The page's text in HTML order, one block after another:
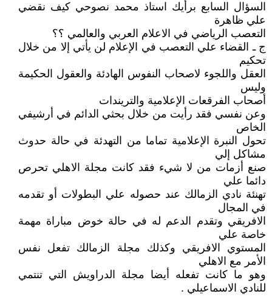
السؤال السابع برأيك استاذ محمد نصوحي كيف نقضي
علي ظاهرة
التعصب الرياضي في الاعلام العربي والعالمي ؟؟
ج ـ القضاء علي التعصب في الإعلام لن يأتي إلا من خلال
تحكيم
العقل واللجوء لاصحاب النفوس الهادئة والعقول الحكيمة
وليس
أصحاب الفرقعات الإعلامية والتريندات
وعن نفسي فقد رأيت من خلال بحثي الدائم في أرشيفي
الخاص
تحول النبرة الإعلامية تماما من التهدئة في حالة حدوث
مشاكل إلي
صنع أزمات من لا شيء فقد كانت مجلة الاهلي تحرص
دائما علي
تهنئة نادي الزمالك عند حصوله علي البطولات أو تقدمه
في المجال
الافريقي وتقدم الدعم له في حالة خوض مباراة مهمة
خاصة علي
المستوي الافريقي وكذلك مجلة الزمالك تفعل نفس
الأمر مع الاهلي
وهو ما كانت تفعله أيضا مجلة الدراويش التي تنتمي
للنادي الاسماعيلي .